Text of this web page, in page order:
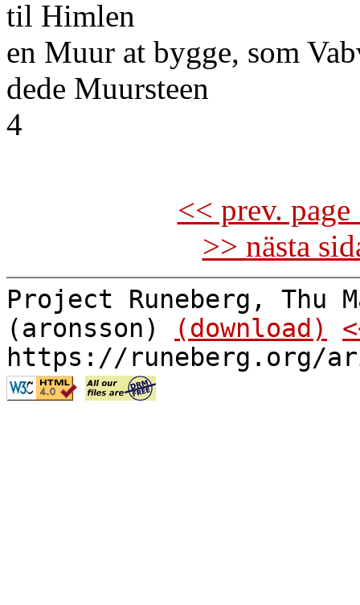
til Himlen
en Muur at bygge, som
dede Muursteen
4
<< prev.
>> nästa
Project Runeberg, Thu
(aronsson)
(download)
https://runeberg.org/